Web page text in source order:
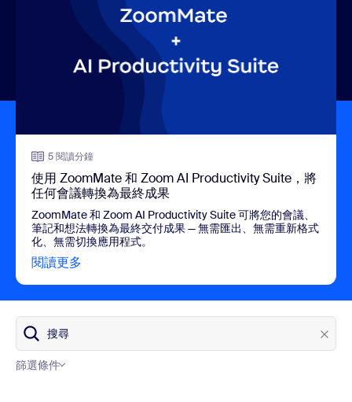
5 閱讀分鐘
使用 ZoomMate 和 Zoom AI Productivity Suite，將
任何會議轉換為最終成果
ZoomMate 和 Zoom AI Productivity Suite 可將您的會議、
筆記和想法轉換為最終交付成果 — 無需匯出、無需重新格式
化、無需切換應用程式。
閱讀更多
搜尋
篩選條件